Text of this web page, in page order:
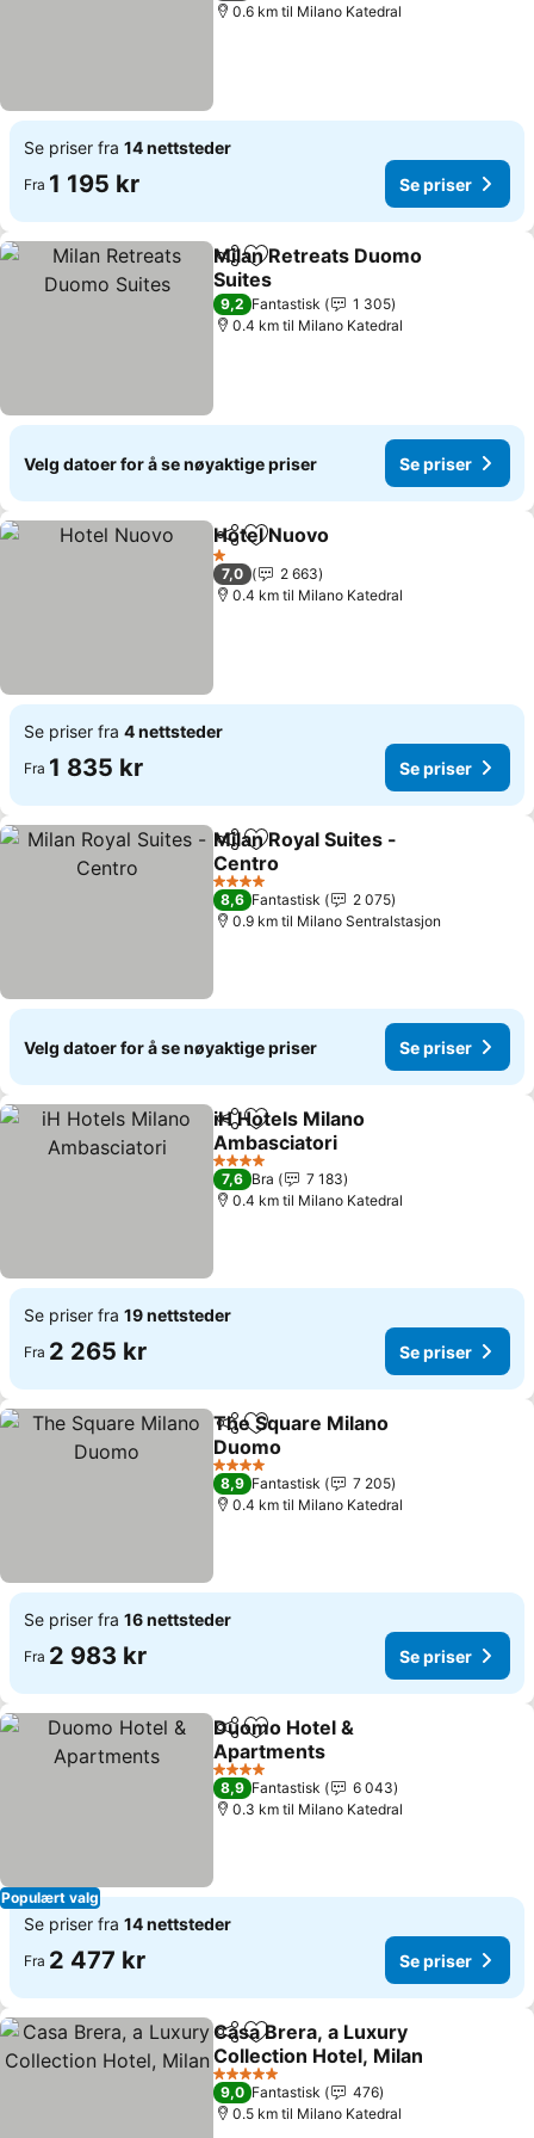
0.6 km til Milano Katedral
Se priser fra 14 nettsteder
Fra 1 195 kr Se priser
Del Legg til i favoritter
Milan Retreats Duomo
Suites
Se priser
9,2 Fantastisk
1 305
0.4 km til Milano Katedral
Velg datoer for å se nøyaktige priser Se priser
Del Legg til i favoritter
Hotel Nuovo
1 Stjerner
7,0
2 663
0.4 km til Milano Katedral
Se priser fra 4 nettsteder
Fra 1 835 kr Se priser
Del Legg til i favoritter
Milan Royal Suites -
Centro
Se priser
4 Stjerner
8,6 Fantastisk
2 075
0.9 km til Milano Sentralstasjon
Velg datoer for å se nøyaktige priser Se priser
Del Legg til i favoritter
iH Hotels Milano
Ambasciatori
Se priser
4 Stjerner
7,6 Bra
7 183
0.4 km til Milano Katedral
Se priser fra 19 nettsteder
Fra 2 265 kr Se priser
Del Legg til i favoritter
The Square Milano
Duomo
Se priser
4 Stjerner
8,9 Fantastisk
7 205
0.4 km til Milano Katedral
Se priser fra 16 nettsteder
Fra 2 983 kr Se priser
Populært valg
Del Legg til i favoritter
Duomo Hotel &
Apartments
Se priser
4 Stjerner
8,9 Fantastisk
6 043
0.3 km til Milano Katedral
Se priser fra 14 nettsteder
Fra 2 477 kr Se priser
Del Legg til i favoritter
Casa Brera, a Luxury
Collection Hotel, Milan
Se priser
5 Stjerner
9,0 Fantastisk
476
0.5 km til Milano Katedral